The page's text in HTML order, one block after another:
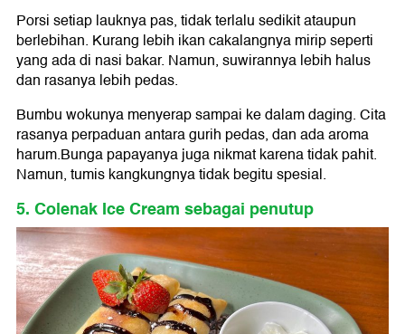
Porsi setiap lauknya pas, tidak terlalu sedikit ataupun
berlebihan. Kurang lebih ikan cakalangnya mirip seperti
yang ada di nasi bakar. Namun, suwirannya lebih halus
dan rasanya lebih pedas.
Bumbu wokunya menyerap sampai ke dalam daging. Cita
rasanya perpaduan antara gurih pedas, dan ada aroma
harum.Bunga papayanya juga nikmat karena tidak pahit.
Namun, tumis kangkungnya tidak begitu spesial.
5. Colenak Ice Cream sebagai penutup